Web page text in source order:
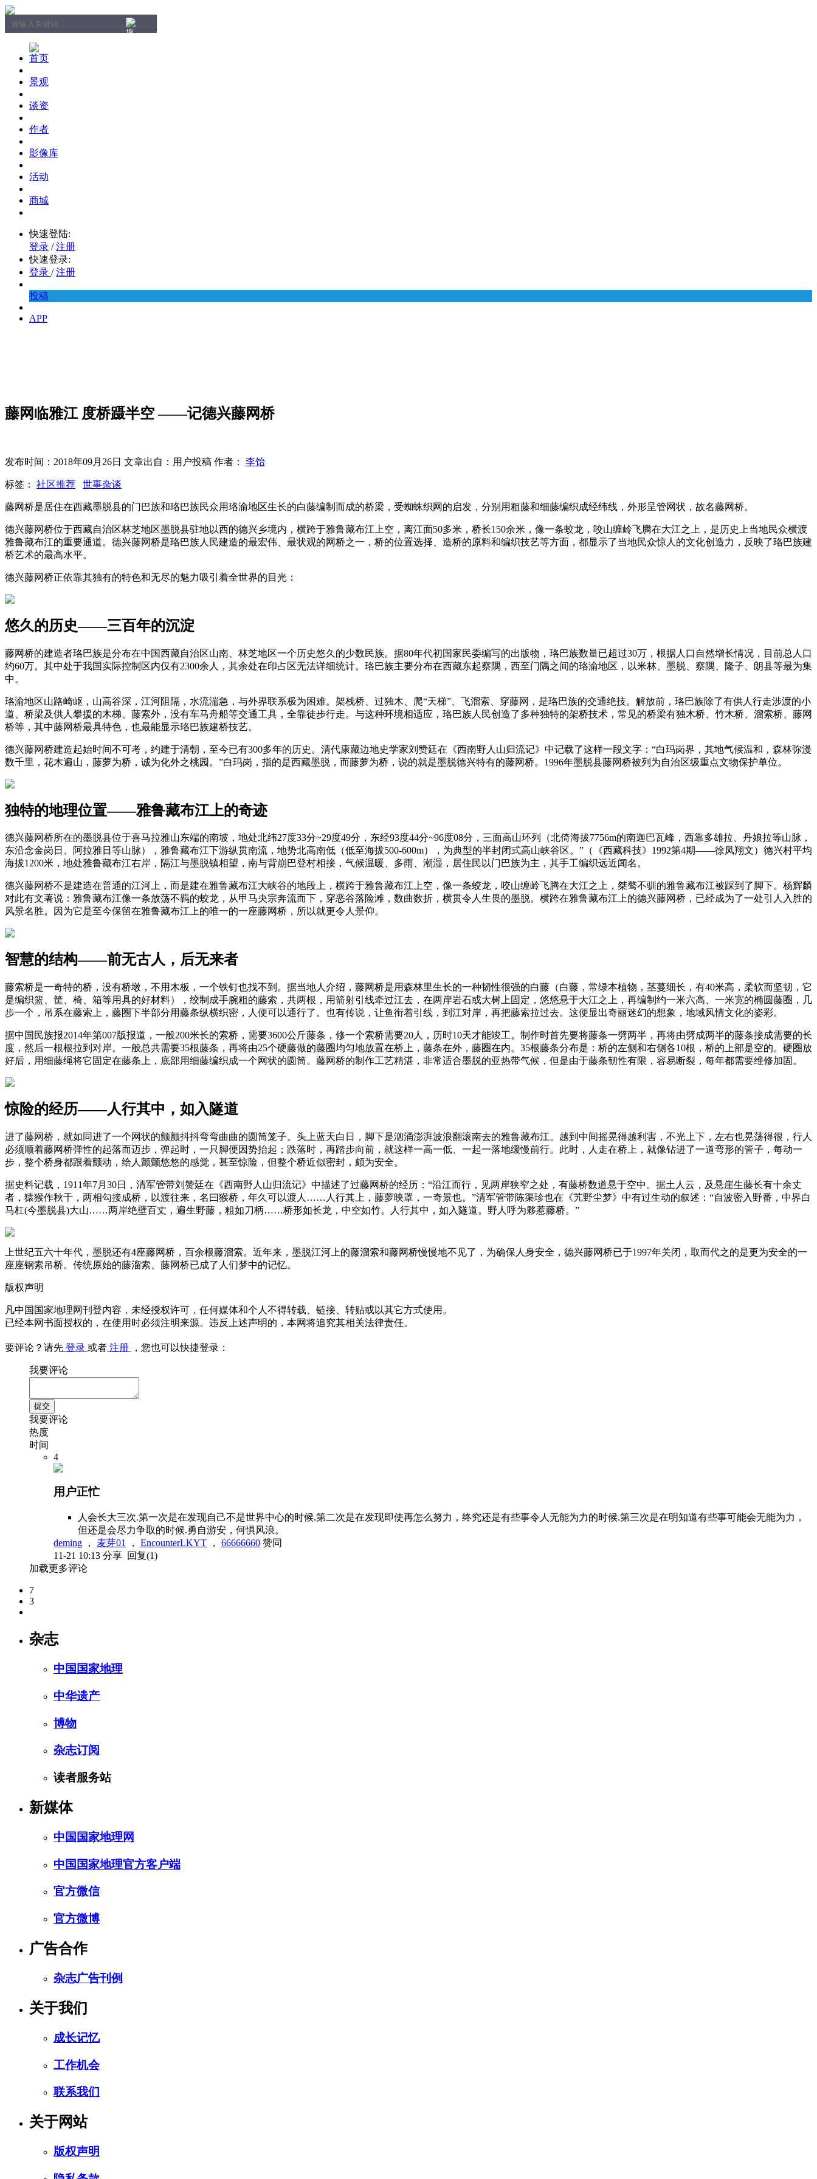
首页
景观
谈资
作者
影像库
活动
商城
快速登陆:
登录 / 注册
快速登录:
登录 / 注册
投稿
APP
藤网临雅江 度桥蹑半空 ——记德兴藤网桥
发布时间：2018年09月26日 文章出自：用户投稿 作者： 李饴
标签： 社区推荐 世事杂谈
藤网桥是居住在西藏墨脱县的门巴族和珞巴族民众用珞渝地区生长的白藤编制而成的桥梁，受蜘蛛织网的启发，分别用粗藤和细藤编织成经纬线，外形呈管网状，故名藤网桥。
德兴藤网桥位于西藏自治区林芝地区墨脱县驻地以西的德兴乡境内，横跨于雅鲁藏布江上空，离江面50多米，桥长150余米，像一条蛟龙，咬山缠岭飞腾在大江之上，是历史上当地民众横渡
雅鲁藏布江的重要通道。德兴藤网桥是珞巴族人民建造的最宏伟、最状观的网桥之一，桥的位置选择、造桥的原料和编织技艺等方面，都显示了当地民众惊人的文化创造力，反映了珞巴族建
桥艺术的最高水平。
德兴藤网桥正依靠其独有的特色和无尽的魅力吸引着全世界的目光：
悠久的历史——三百年的沉淀
藤网桥的建造者珞巴族是分布在中国西藏自治区山南、林芝地区一个历史悠久的少数民族。据80年代初国家民委编写的出版物，珞巴族数量已超过30万，根据人口自然增长情况，目前总人口
约60万。其中处于我国实际控制区内仅有2300余人，其余处在印占区无法详细统计。珞巴族主要分布在西藏东起察隅，西至门隅之间的珞渝地区，以米林、墨脱、察隅、隆子、朗县等最为集
中。
珞渝地区山路崎岖，山高谷深，江河阻隔，水流湍急，与外界联系极为困难。架栈桥、过独木、爬“天梯”、飞溜索、穿藤网，是珞巴族的交通绝技。解放前，珞巴族除了有供人行走涉渡的小
道、桥梁及供人攀援的木梯、藤索外，没有车马舟船等交通工具，全靠徒步行走。与这种环境相适应，珞巴族人民创造了多种独特的架桥技术，常见的桥梁有独木桥、竹木桥、溜索桥、藤网
桥等，其中藤网桥最具特色，也最能显示珞巴族建桥技艺。
德兴藤网桥建造起始时间不可考，约建于清朝，至今已有300多年的历史。清代康藏边地史学家刘赞廷在《西南野人山归流记》中记载了这样一段文字：“白玛岗界，其地气候温和，森林弥漫
数千里，花木遍山，藤萝为桥，诚为化外之桃园。”白玛岗，指的是西藏墨脱，而藤萝为桥，说的就是墨脱德兴特有的藤网桥。1996年墨脱县藤网桥被列为自治区级重点文物保护单位。
独特的地理位置——雅鲁藏布江上的奇迹
德兴藤网桥所在的墨脱县位于喜马拉雅山东端的南坡，地处北纬27度33分~29度49分，东经93度44分~96度08分，三面高山环列（北倚海拔7756m的南迦巴瓦峰，西靠多雄拉、丹娘拉等山脉，
东沿念金岗日、阿拉雅日等山脉），雅鲁藏布江下游纵贯南流，地势北高南低（低至海拔500-600m），为典型的半封闭式高山峡谷区。”（《西藏科技》1992第4期——徐凤翔文）德兴村平均
海拔1200米，地处雅鲁藏布江右岸，隔江与墨脱镇相望，南与背崩巴登村相接，气候温暖、多雨、潮湿，居住民以门巴族为主，其手工编织远近闻名。
德兴藤网桥不是建造在普通的江河上，而是建在雅鲁藏布江大峡谷的地段上，横跨于雅鲁藏布江上空，像一条蛟龙，咬山缠岭飞腾在大江之上，桀骜不驯的雅鲁藏布江被踩到了脚下。杨辉麟
对此有文著说：雅鲁藏布江像一条放荡不羁的蛟龙，从甲马央宗奔流而下，穿恶谷落险滩，数曲数折，横贯令人生畏的墨脱。横跨在雅鲁藏布江上的德兴藤网桥，已经成为了一处引人入胜的
风景名胜。因为它是至今保留在雅鲁藏布江上的唯一的一座藤网桥，所以就更令人景仰。
智慧的结构——前无古人，后无来者
藤索桥是一奇特的桥，没有桥墩，不用木板，一个铁钉也找不到。据当地人介绍，藤网桥是用森林里生长的一种韧性很强的白藤（白藤，常绿本植物，茎蔓细长，有40米高，柔软而坚韧，它
是编织篮、筐、椅、箱等用具的好材料），绞制成手腕粗的藤索，共两根，用箭射引线牵过江去，在两岸岩石或大树上固定，悠悠悬于大江之上，再编制约一米六高、一米宽的椭圆藤圈，几
步一个，吊系在藤索上，藤圈下半部分用藤条纵横织密，人便可以通行了。也有传说，让鱼衔着引线，到江对岸，再把藤索拉过去。这便显出奇丽迷幻的想象，地域风情文化的姿彩。
据中国民族报2014年第007版报道，一般200米长的索桥，需要3600公斤藤条，修一个索桥需要20人，历时10天才能竣工。制作时首先要将藤条一劈两半，再将由劈成两半的藤条接成需要的长
度，然后一根根拉到对岸。一般总共需要35根藤条，再将由25个硬藤做的藤圈均匀地放置在桥上，藤条在外，藤圈在内。35根藤条分布是：桥的左侧和右侧各10根，桥的上部是空的。硬圈放
好后，用细藤绳将它固定在藤条上，底部用细藤编织成一个网状的圆筒。藤网桥的制作工艺精湛，非常适合墨脱的亚热带气候，但是由于藤条韧性有限，容易断裂，每年都需要维修加固。
惊险的经历——人行其中，如入隧道
进了藤网桥，就如同进了一个网状的颤颤抖抖弯弯曲曲的圆筒笼子。头上蓝天白日，脚下是汹涌澎湃波浪翻滚南去的雅鲁藏布江。越到中间摇晃得越利害，不光上下，左右也晃荡得很，行人
必须顺着藤网桥弹性的起落而迈步，弹起时，一只脚便因势抬起；跌落时，再踏步向前，就这样一高一低、一起一落地缓慢前行。此时，人走在桥上，就像钻进了一道弯形的管子，每动一
步，整个桥身都跟着颤动，给人颤颤悠悠的感觉，甚至惊险，但整个桥近似密封，颇为安全。
据史料记载，1911年7月30日，清军管带刘赞廷在《西南野人山归流记》中描述了过藤网桥的经历：“沿江而行，见两岸狭窄之处，有藤桥数道悬于空中。据土人云，及悬崖生藤长有十余丈
者，猿猴作秋千，两相勾接成桥，以渡往来，名曰猴桥，年久可以渡人……人行其上，藤萝映罩，一奇景也。”清军管带陈渠珍也在《艽野尘梦》中有过生动的叙述：“自波密入野番，中界白
马杠(今墨脱县)大山……两岸绝壁百丈，遍生野藤，粗如刀柄……桥形如长龙，中空如竹。人行其中，如入隧道。野人呼为夥惹藤桥。”
上世纪五六十年代，墨脱还有4座藤网桥，百余根藤溜索。近年来，墨脱江河上的藤溜索和藤网桥慢慢地不见了，为确保人身安全，德兴藤网桥已于1997年关闭，取而代之的是更为安全的一
座座钢索吊桥。传统原始的藤溜索、藤网桥已成了人们梦中的记忆。
版权声明
凡中国国家地理网刊登内容，未经授权许可，任何媒体和个人不得转载、链接、转贴或以其它方式使用。
已经本网书面授权的，在使用时必须注明来源。违反上述声明的，本网将追究其相关法律责任。
要评论？请先 登录 或者 注册 ，您也可以快捷登录：
我要评论
我要评论
热度
时间
4
用户正忙
人会长大三次.第一次是在发现自己不是世界中心的时候.第二次是在发现即使再怎么努力，终究还是有些事令人无能为力的时候.第三次是在明知道有些事可能会无能为力，
但还是会尽力争取的时候.勇自游安，何惧风浪。
deming ， 麦芽01 ， EncounterLKYT ， 66666660 赞同
11-21 10:13 分享 回复(1)
加载更多评论
7
3
杂志
中国国家地理
中华遗产
博物
杂志订阅
读者服务站
新媒体
中国国家地理网
中国国家地理官方客户端
官方微信
官方微博
广告合作
杂志广告刊例
关于我们
成长记忆
工作机会
联系我们
关于网站
版权声明